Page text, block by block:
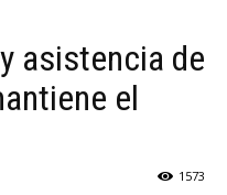
asistencia de
el
1573